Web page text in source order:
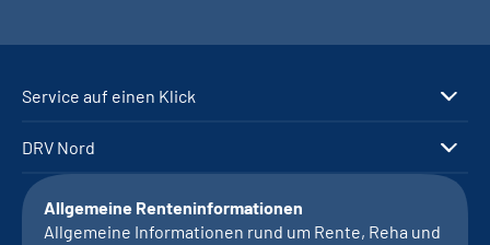
Service auf einen Klick
DRV Nord
Allgemeine Renteninformationen
Allgemeine Informationen rund um Rente, Reha und